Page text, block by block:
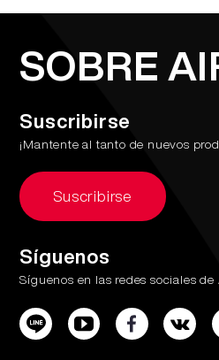
SOBRE
Suscribirse
¡Mantente al tanto de nuevos
Suscribirse
Síguenos
Síguenos en las redes sociales de